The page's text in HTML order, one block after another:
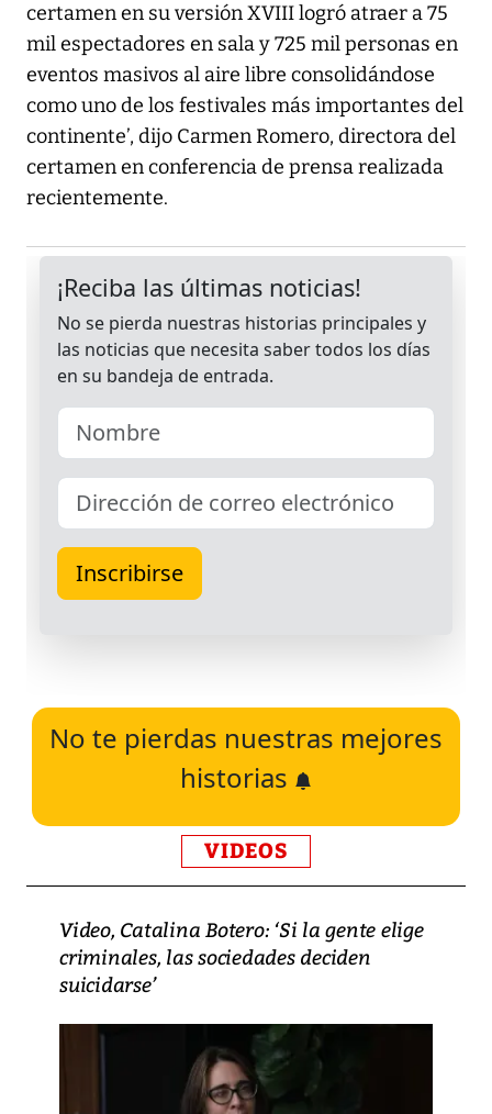
certamen en su versión XVIII logró atraer a 75
mil espectadores en sala y 725 mil personas en
eventos masivos al aire libre consolidándose
como uno de los festivales más importantes del
continente’, dijo Carmen Romero, directora del
certamen en conferencia de prensa realizada
recientemente.
No te pierdas nuestras mejores
historias
VIDEOS
Video, Catalina Botero: ‘Si la gente elige
criminales, las sociedades deciden
suicidarse’